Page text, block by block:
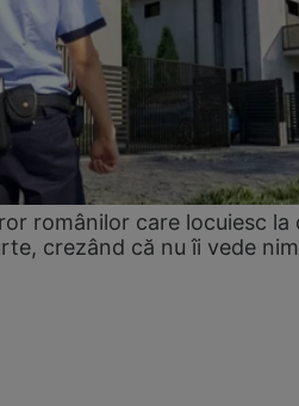
românilor care locuiesc la
crezând că nu îi vede